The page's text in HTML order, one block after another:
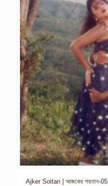
Ajker Soitan | আজকের শয়তান-05